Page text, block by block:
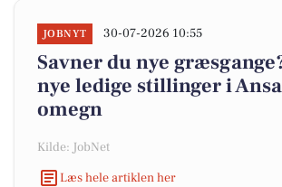
JOBNYT 30-07-2026 10:55
Savner du nye
nye ledige stillinger i
omegn
Kilde: JobNet
Læs hele artiklen her